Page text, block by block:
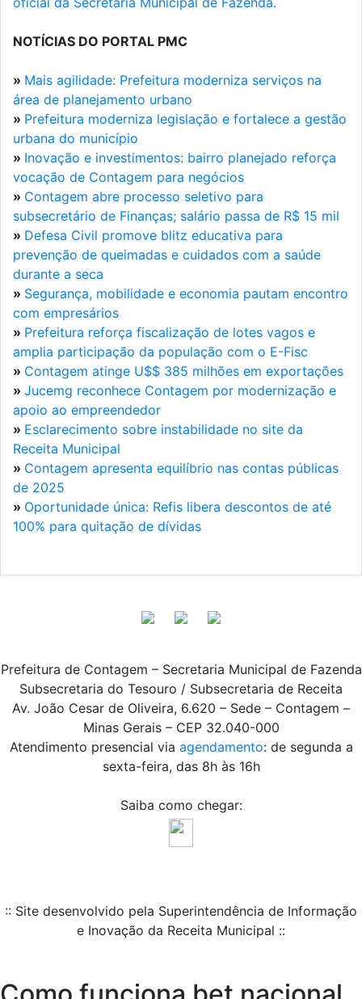
NOTÍCIAS DO PORTAL PMC
» Mais agilidade: Prefeitura moderniza serviços na
área de planejamento urbano
» Prefeitura moderniza legislação e fortalece a gestão
urbana do município
» Inovação e investimentos: bairro planejado reforça
vocação de Contagem para negócios
» Contagem abre processo seletivo para
subsecretário de Finanças; salário passa de R$ 15 mil
» Defesa Civil promove blitz educativa para
prevenção de queimadas e cuidados com a saúde
durante a seca
» Segurança, mobilidade e economia pautam encontro
com empresários
» Prefeitura reforça fiscalização de lotes vagos e
amplia participação da população com o E-Fisc
» Contagem atinge U$$ 385 milhões em exportações
» Jucemg reconhece Contagem por modernização e
apoio ao empreendedor
» Esclarecimento sobre instabilidade no site da
Receita Municipal
» Contagem apresenta equilíbrio nas contas públicas
de 2025
» Oportunidade única: Refis libera descontos de até
100% para quitação de dívidas
Prefeitura de Contagem – Secretaria Municipal de Fazenda
Subsecretaria do Tesouro / Subsecretaria de Receita
Av. João Cesar de Oliveira, 6.620 – Sede – Contagem –
Minas Gerais – CEP 32.040-000
Atendimento presencial via agendamento: de segunda a
sexta-feira, das 8h às 16h
Saiba como chegar:
:: Site desenvolvido pela Superintendência de Informação
e Inovação da Receita Municipal ::